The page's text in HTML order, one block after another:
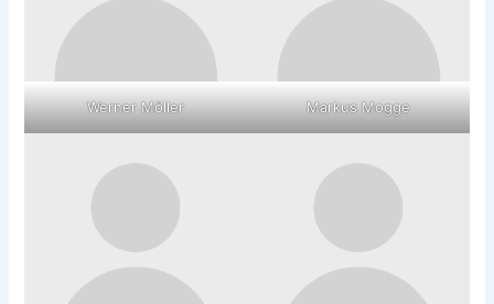
Werner Möller Markus Mogge